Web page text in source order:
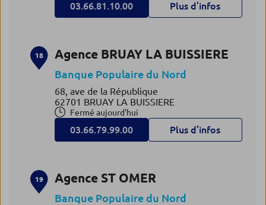
03.66.81.10.00 Plus d’infos
18 Agence BRUAY LA BUISSIERE
Banque Populaire du Nord
68, ave de la République
62701 BRUAY LA BUISSIERE
Fermé aujourd'hui
03.66.79.99.00 Plus d’infos
19 Agence ST OMER
Banque Populaire du Nord